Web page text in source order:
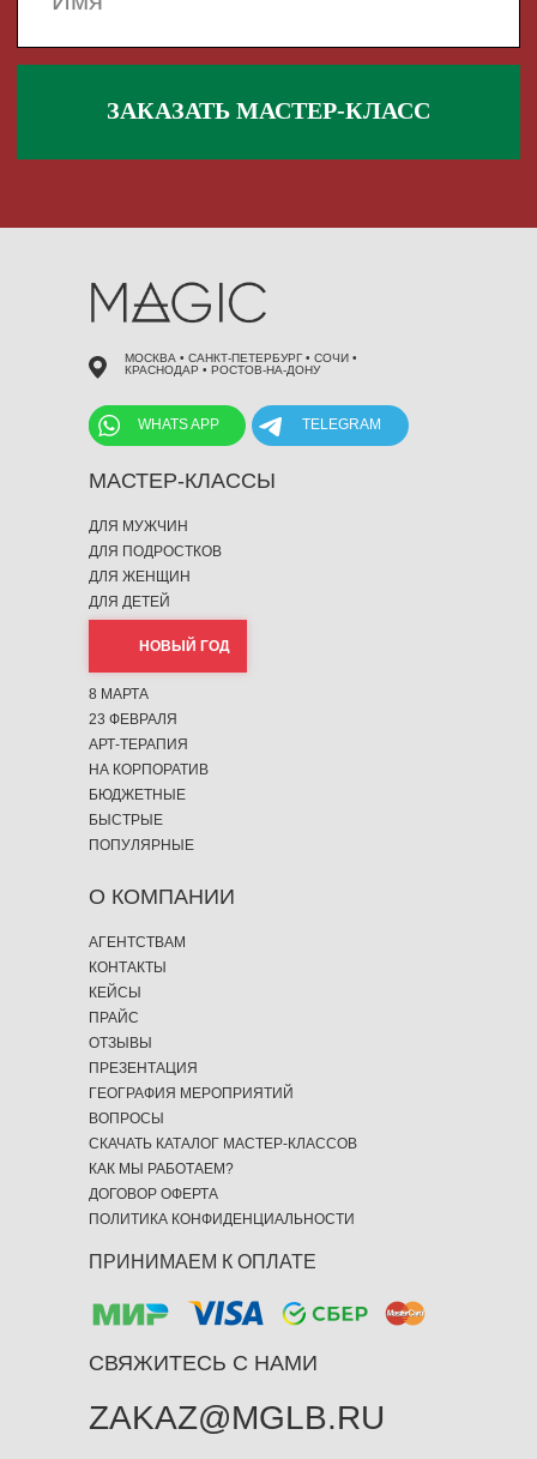
TELEGRAM
МАСТЕР-КЛАССЫ
WHATS APP
О КОМПАНИИ
МОСКВА • САНКТ-ПЕТЕРБУРГ • СОЧИ •
КРАСНОДАР • РОСТОВ-НА-ДОНУ
ПРИНИМАЕМ К ОПЛАТЕ
ДЛЯ МУЖЧИН
ДЛЯ ПОДРОСТКОВ
ДЛЯ ЖЕНЩИН
ДЛЯ ДЕТЕЙ
НОВЫЙ ГОД
8 МАРТА
23 ФЕВРАЛЯ
АРТ-ТЕРАПИЯ
НА КОРПОРАТИВ
БЮДЖЕТНЫЕ
БЫСТРЫЕ
ПОПУЛЯРНЫЕ
СВЯЖИТЕСЬ С НАМИ
495 868 00 36
ZAKAZ@MGLB.RU
АГЕНТСТВАМ
КОНТАКТЫ
КЕЙСЫ
ПРАЙС
ОТЗЫВЫ
ПРЕЗЕНТАЦИЯ
ГЕОГРАФИЯ МЕРОПРИЯТИЙ
ВОПРОСЫ
СКАЧАТЬ КАТАЛОГ МАСТЕР-КЛАССОВ
КАК МЫ РАБОТАЕМ?
ДОГОВОР ОФЕРТА
ПОЛИТИКА КОНФИДЕНЦИАЛЬНОСТИ